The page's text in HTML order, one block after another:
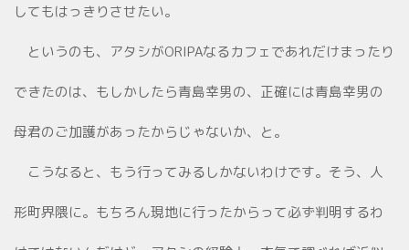
してもはっきりさせたい。
というのも、アタシがORIPAなるカフェであれだけまったり
できたのは、もしかしたら青島幸男の、正確には青島幸男の
母君のご加護があったからじゃないか、と。
こうなると、もう行ってみるしかないわけです。そう、人
形町界隈に。もちろん現地に行ったからって必ず判明するわ